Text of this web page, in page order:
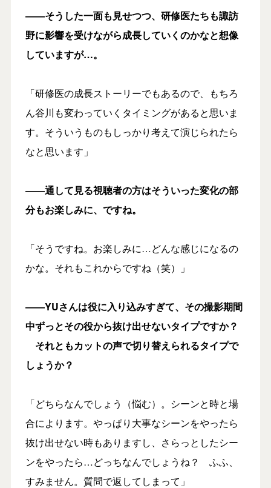
――そうした一面も見せつつ、研修医たちも諏訪
野に影響を受けながら成長していくのかなと想像
していますが…。
「研修医の成長ストーリーでもあるので、もちろ
ん谷川も変わっていくタイミングがあると思いま
す。そういうものもしっかり考えて演じられたら
なと思います」
――通して見る視聴者の方はそういった変化の部
分もお楽しみに、ですね。
「そうですね。お楽しみに…どんな感じになるの
かな。それもこれからですね（笑）」
――YUさんは役に入り込みすぎて、その撮影期間
中ずっとその役から抜け出せないタイプですか？
それともカットの声で切り替えられるタイプで
しょうか？
「どちらなんでしょう（悩む）。シーンと時と場
合によります。やっぱり大事なシーンをやったら
抜け出せない時もありますし、さらっとしたシー
ンをやったら…どっちなんでしょうね？ ふふ、
すみません。質問で返してしまって」